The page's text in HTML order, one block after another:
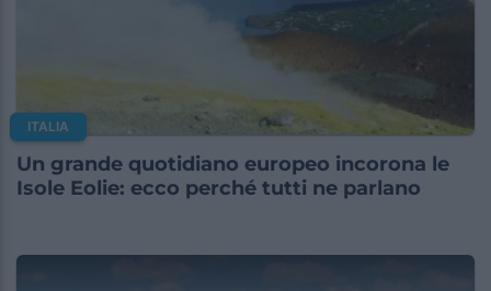
ITALIA
Un grande quotidiano europeo incorona le
Isole Eolie: ecco perché tutti ne parlano